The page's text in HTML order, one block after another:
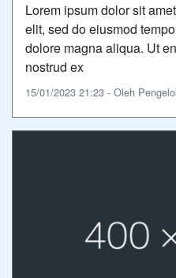
Lorem ipsum dolor sit
elit, sed do eiusmod
dolore magna aliqua. Ut
nostrud ex
15/01/2023 21:23 - Oleh